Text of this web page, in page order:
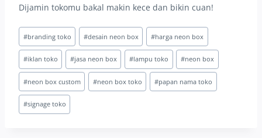
Dijamin tokomu bakal makin kece dan bikin cuan!
Post
Tags:
#branding toko #desain neon box #harga neon box
#iklan toko #jasa neon box #lampu toko #neon box
#neon box custom #neon box toko #papan nama toko
#signage toko